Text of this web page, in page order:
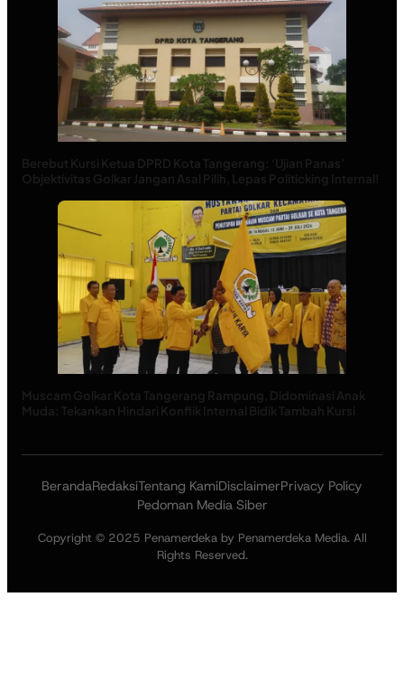
Berebut Kursi Ketua DPRD Kota Tangerang: ‘Ujian Panas’
Objektivitas Golkar Jangan Asal Pilih, Lepas Politicking Internal!
Muscam Golkar Kota Tangerang Rampung, Didominasi Anak
Muda: Tekankan Hindari Konflik Internal Bidik Tambah Kursi
BerandaRedaksiTentang KamiDisclaimerPrivacy Policy
Pedoman Media Siber
Copyright © 2025 Penamerdeka by Penamerdeka Media. All
Rights Reserved.